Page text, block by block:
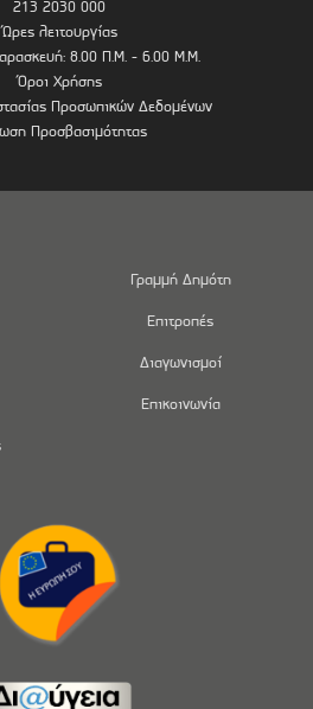
213 2030 000
Ώρες λειτουργίας
8.00 Π.Μ. - 6.00 Μ.Μ.
Όροι Χρήσης
Προσωπικών Δεδομένων
Προσβασιμότητας
Γραμμή Δημότη
Επιτροπές
Διαγωνισμοί
Επικοινωνία